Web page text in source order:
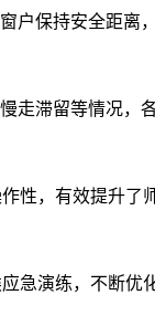
户保持安全距离
走滞留等情况，
性，有效提升了
急演练，不断